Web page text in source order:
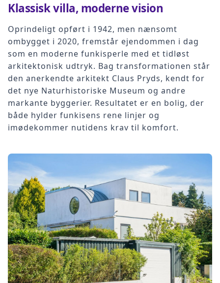
Klassisk villa, moderne vision
Oprindeligt opført i 1942, men nænsomt
ombygget i 2020, fremstår ejendommen i dag
som en moderne funkisperle med et tidløst
arkitektonisk udtryk. Bag transformationen står
den anerkendte arkitekt Claus Pryds, kendt for
det nye Naturhistoriske Museum og andre
markante byggerier. Resultatet er en bolig, der
både hylder funkisens rene linjer og
imødekommer nutidens krav til komfort.